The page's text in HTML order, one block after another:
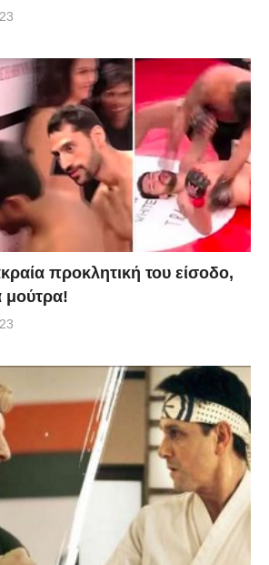
προκλητική του είσοδο,
μούτρα!